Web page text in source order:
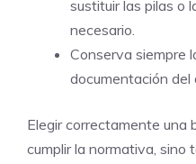
sustituir las pilas o
necesario.
Conserva siempre
documentación del
Elegir correctamente una
cumplir la normativa, sino